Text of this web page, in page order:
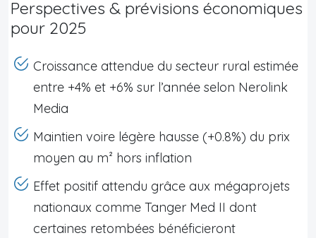
Perspectives & prévisions économiques
pour 2025
Croissance attendue du secteur rural estimée
entre +4% et +6% sur l’année selon Nerolink
Media
Maintien voire légère hausse (+0.8%) du prix
moyen au m² hors inflation
Effet positif attendu grâce aux mégaprojets
nationaux comme Tanger Med II dont
certaines retombées bénéficieront